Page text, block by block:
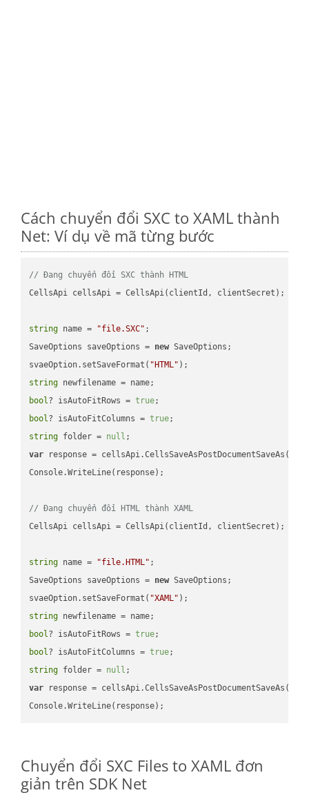
Cách chuyển đổi SXC to XAML thành
Net: Ví dụ về mã từng bước
// Đang chuyển đổi SXC thành HTML
CellsApi cellsApi = CellsApi(clientId, clientSecret);
string name = "file.SXC" ;
SaveOptions saveOptions = new SaveOptions;
svaeOption.setSaveFormat( "HTML"
string
bool? isAutoFitRows = true
bool? isAutoFitColumns = true
string folder = null
var response =
Console.WriteLine(response);
// Đang chuyển đổi HTML thành XAML
CellsApi cellsApi = CellsApi(clientId, clientSecret);
string name = "file.HTML" ;
SaveOptions saveOptions = new SaveOptions;
svaeOption.setSaveFormat( "XAML"
string
bool? isAutoFitRows = true
bool? isAutoFitColumns = true
string folder = null
var response =
Chuyển đổi SXC Files to XAML đơn
giản trên SDK Net